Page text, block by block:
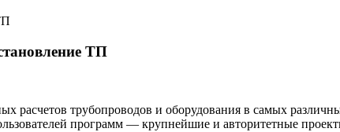
ТП
трубопроводов и оборудования в самых
программ — крупнейшие и авторитетные